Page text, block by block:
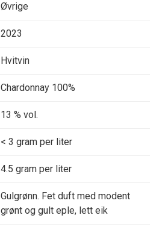
Øvrige
2023
Hvitvin
Chardonnay 100%
13 % vol.
< 3 gram per liter
4.5 gram per liter
Gulgrønn. Fet duft med modent
grønt og gult eple, lett eik